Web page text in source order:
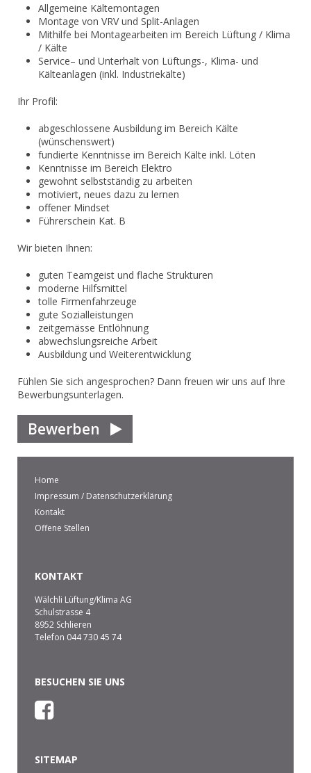
Allgemeine Kältemontagen
Montage von VRV und Split-Anlagen
Mithilfe bei Montagearbeiten im Bereich Lüftung / Klima
/ Kälte
Service– und Unterhalt von Lüftungs-, Klima- und
Kälteanlagen (inkl. Industriekälte)
Ihr Profil:
abgeschlossene Ausbildung im Bereich Kälte
(wünschenswert)
fundierte Kenntnisse im Bereich Kälte inkl. Löten
Kenntnisse im Bereich Elektro
gewohnt selbstständig zu arbeiten
motiviert, neues dazu zu lernen
offener Mindset
Führerschein Kat. B
Wir bieten Ihnen:
guten Teamgeist und flache Strukturen
moderne Hilfsmittel
tolle Firmenfahrzeuge
gute Sozialleistungen
zeitgemässe Entlöhnung
abwechslungsreiche Arbeit
Ausbildung und Weiterentwicklung
Fühlen Sie sich angesprochen? Dann freuen wir uns auf Ihre
Bewerbungsunterlagen.
Bewerben
Home
Impressum / Datenschutzerklärung
Kontakt
Offene Stellen
KONTAKT
Wälchli Lüftung/Klima AG
Schulstrasse 4
8952 Schlieren
Telefon 044 730 45 74
BESUCHEN SIE UNS
SITEMAP